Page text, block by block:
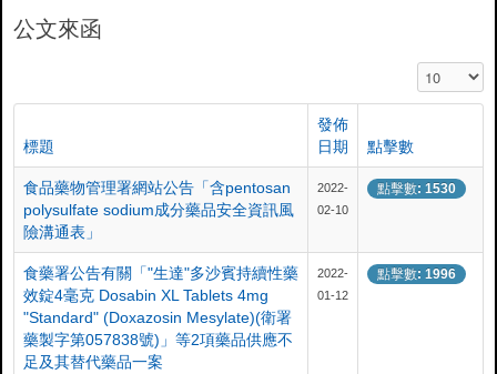
公文來函
顯示數目
標題
發佈
日期
點擊數
食品藥物管理署網站公告「含pentosan
polysulfate sodium成分藥品安全資訊風
險溝通表」
2022-
02-10
點擊數: 1530
食藥署公告有關「"生達"多沙賓持續性藥
效錠4毫克 Dosabin XL Tablets 4mg
"Standard" (Doxazosin Mesylate)(衛署
藥製字第057838號)」等2項藥品供應不
足及其替代藥品一案
2022-
01-12
點擊數: 1996